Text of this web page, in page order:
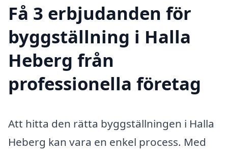
Få 3 erbjudanden för
byggställning i Halla
Heberg från
professionella företag
Att hitta den rätta byggställningen i Halla
Heberg kan vara en enkel process. Med